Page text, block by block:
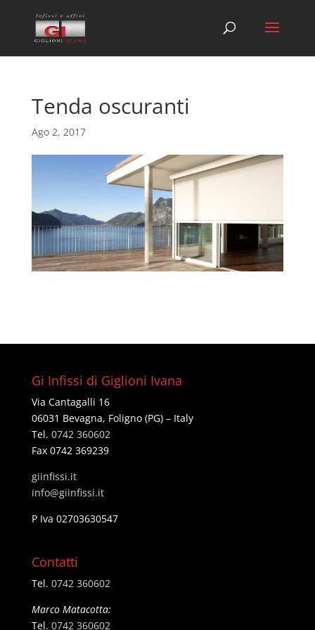
Tenda oscuranti
Ago 2, 2017
Gi Infissi di Giglioni Ivana
Via Cantagalli 16
06031 Bevagna, Foligno (PG) – Italy
Tel. 0742 360602
Fax 0742 369239
giinfissi.it
ti.issifniig
@ofni
P Iva 02703630547
Contatti
Tel. 0742 360602
Marco Matacotta:
Tel. 0742 360602